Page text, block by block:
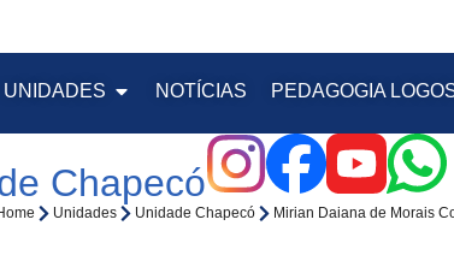
UNIDADES NOTÍCIAS PEDAGOGIA
Chapecó
Unidades Unidade Chapecó Mirian Daiana de Morais